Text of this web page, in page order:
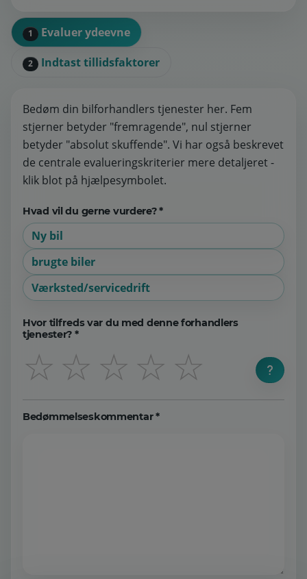
1 Evaluer ydeevne
2 Indtast tillidsfaktorer
Bedøm din bilforhandlers tjenester her. Fem
stjerner betyder "fremragende", nul stjerner
betyder "absolut skuffende". Vi har også beskrevet
de centrale evalueringskriterier mere detaljeret -
klik blot på hjælpesymbolet.
Hvad vil du gerne vurdere? *
Ny bil
brugte biler
Værksted/servicedrift
Hvor tilfreds var du med denne forhandlers
tjenester? *
☆
☆
☆
☆
☆
Bedømmelseskommentar *